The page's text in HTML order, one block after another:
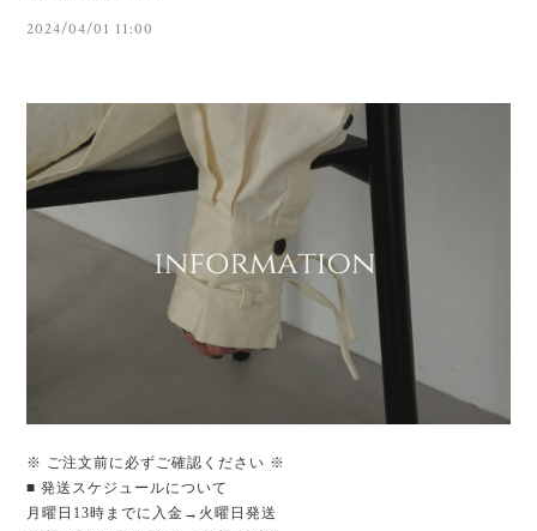
2024/04/01 11:00
※ ご注文前に必ずご確認ください ※
■ 発送スケジュールについて
月曜日13時までに入金→火曜日発送